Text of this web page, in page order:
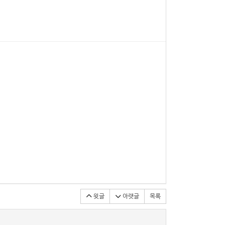
윗글 아랫글 목록